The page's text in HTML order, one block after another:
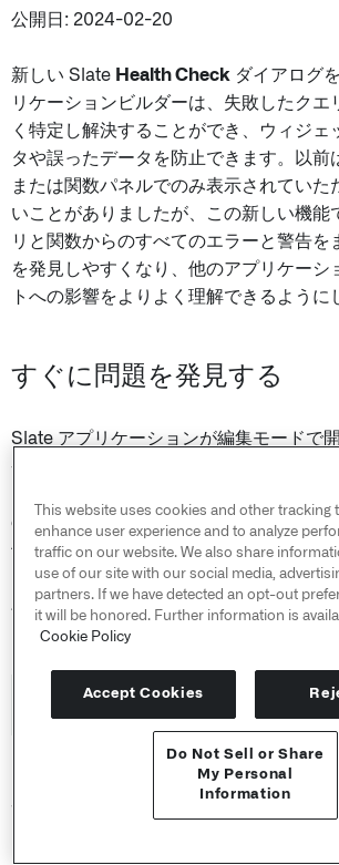
公開日: 2024-02-20
新しい Slate Health Check ダイアログ
リケーションビルダーは、失敗したクエ
く特定し解決することができ、ウィジェ
タや誤ったデータを防止できます。以前
または関数パネルでのみ表示されていた
いことがありましたが、この新しい機能
リと関数からのすべてのエラーと警告を
を発見しやすくなり、他のアプリケーシ
トへの影響をよりよく理解できるように
すぐに問題を発見する
Slate アプリケーションが編集モードで
ケーションはすべてのクエリと関数の正
のアプリケーション状態では条件が満た
件付きクエリは実行されないことに注意
出されたエラーや警告は、ページの上部
バーに表示されます。
Slate アプリケーション内のエラーや警
This website uses cookies and other tracking
enhance user experience and to analyze
traffic on our website. We also share
use of our site with our social media,
partners. If we have detected an opt-out
it will be honored. Further information is
Cookie Policy
Accept Cookies
Do Not Sell or Share
My Personal
Information